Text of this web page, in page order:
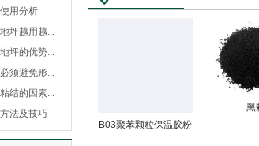
用分析
坪越用越...
坪的优势...
须避免形...
结的因素...
法及技巧
B03聚苯颗粒保温胶粉
黑